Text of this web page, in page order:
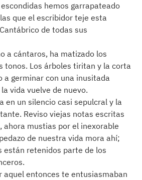
hemos garrapateado
que el escribidor teje esta
de todas sus
a cántaros, ha matizado los
tonos. Los árboles tiritan y la corta
a germinar con una inusitada
vida vuelve de nuevo.
en un silencio casi sepulcral y la
Reviso viejas notas escritas
ahora mustias por el inexorable
de nuestra vida mora ahí;
están retenidos parte de los
aquel entonces te entusiasmaban